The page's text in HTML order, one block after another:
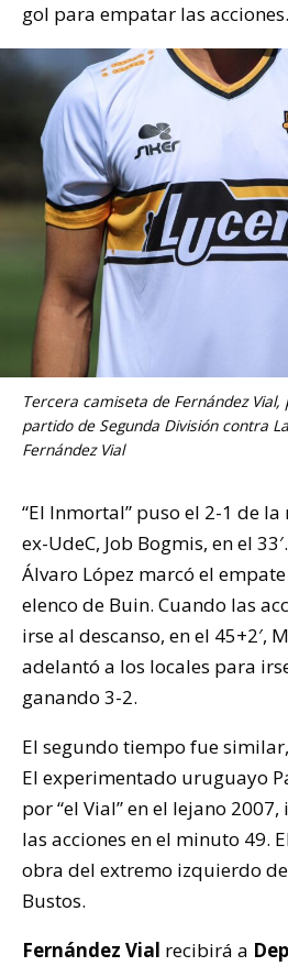
gol para empatar las acciones.
Tercera camiseta de Fernández
partido de Segunda División contra
Fernández Vial
“El Inmortal” puso el 2-1 de
ex-UdeC, Job Bogmis, en el
Álvaro López marcó el
elenco de Buin. Cuando las
irse al descanso, en el 45+2′,
adelantó a los locales para
ganando 3-2.
El segundo tiempo fue
El experimentado uruguayo
por “el Vial” en el lejano
las acciones en el minuto 49.
obra del extremo izquierdo
Bustos.
Fernández Vial recibirá a